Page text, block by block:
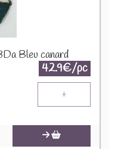
Bleu canard
42.9€/pc
+